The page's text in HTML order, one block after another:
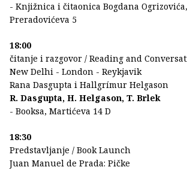
- Knjižnica i čitaonica Bogdana Ogrizovića,
Preradovićeva 5
18:00
čitanje i razgovor / Reading and
New Delhi - London - Reykjavik
Rana Dasgupta i Hallgrímur Helgason
R. Dasgupta, H. Helgason, T. Brlek
- Booksa, Martićeva 14 D
18:30
Predstavljanje / Book Launch
Juan Manuel de Prada: Pičke